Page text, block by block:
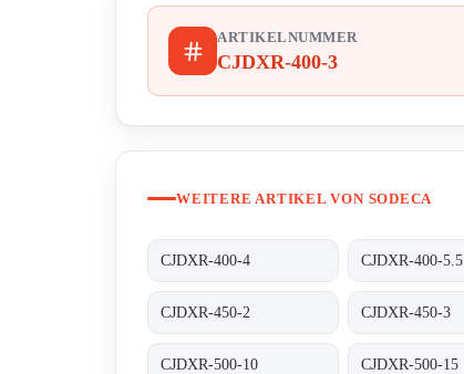
ARTIKELNUMMER
CJDXR-400-3
WEITERE ARTIKEL VON SODECA
CJDXR-400-4 CJDXR-400-5.5
CJDXR-450-2 CJDXR-450-3
CJDXR-500-10 CJDXR-500-15